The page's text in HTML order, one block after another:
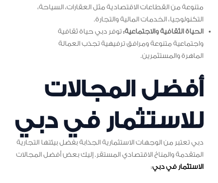
متنوعة من القطاعات الاقتصادية مثل العقارات، السياحة،
التكنولوجيا، الخدمات المالية والتجارة.
الحياة الثقافية والاجتماعية:توفر دبي حياة ثقافية
واجتماعية متنوعة ومرافق ترفيهية تجذب العمالة
الماهرة والمستثمرين.
أفضل المجالات
للاستثمار في دبي
دبي تعتبر من الوجهات الاستثمارية الجذابة بفضل بيئتها التجارية
المتقدمة والمناخ الاقتصادي المستقر. إليك بعض أفضل المجالات
الاستثمار في دبي: